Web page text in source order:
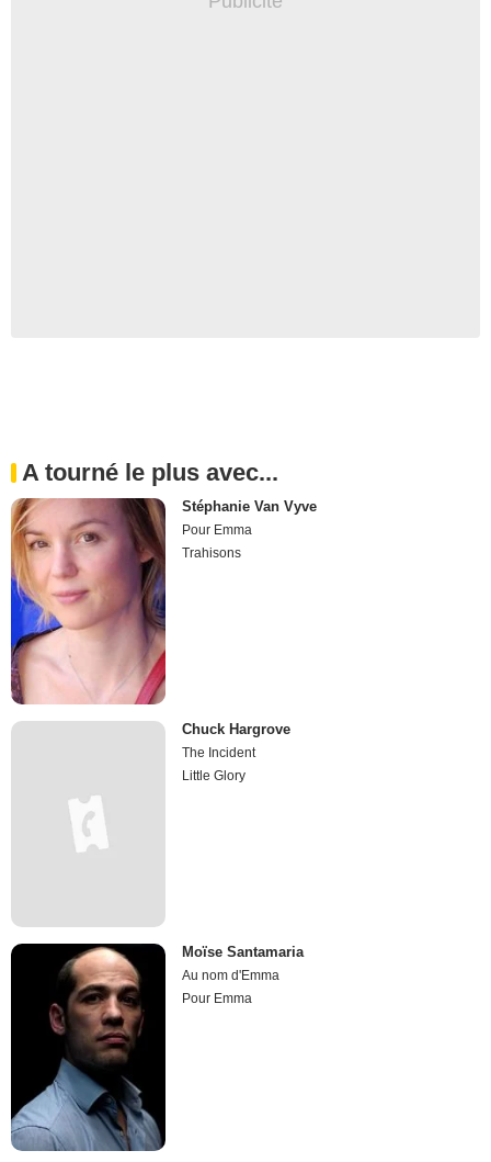
A tourné le plus avec...
Stéphanie Van Vyve
Pour Emma
Trahisons
Chuck Hargrove
The Incident
Little Glory
Moïse Santamaria
Au nom d'Emma
Pour Emma